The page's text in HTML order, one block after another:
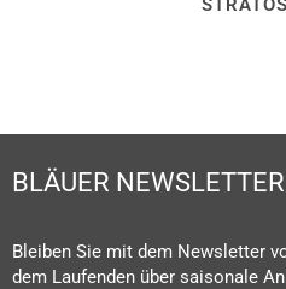
BLÄUER NEWSLETTER
Bleiben Sie mit dem Newsletter
dem Laufenden über saisonale